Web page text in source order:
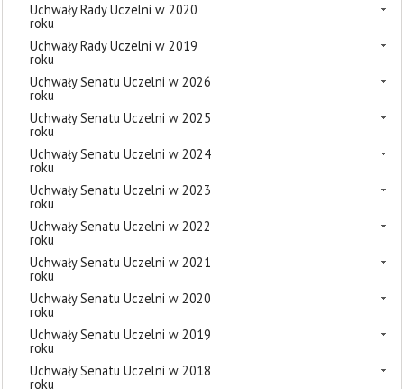
Uchwały Rady Uczelni w 2020
roku
Uchwały Rady Uczelni w 2019
roku
Uchwały Senatu Uczelni w 2026
roku
Uchwały Senatu Uczelni w 2025
roku
Uchwały Senatu Uczelni w 2024
roku
Uchwały Senatu Uczelni w 2023
roku
Uchwały Senatu Uczelni w 2022
roku
Uchwały Senatu Uczelni w 2021
roku
Uchwały Senatu Uczelni w 2020
roku
Uchwały Senatu Uczelni w 2019
roku
Uchwały Senatu Uczelni w 2018
roku